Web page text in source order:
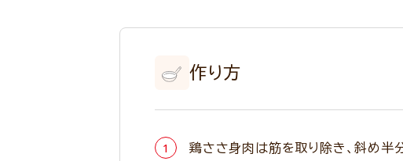
作り方
鶏ささ身肉は筋を取り除き、斜め半